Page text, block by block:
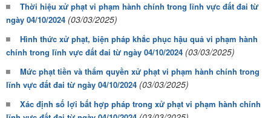
Thời hiệu xử phạt vi phạm hành chính trong lĩnh vực đất đai từ
ngày 04/10/2024 (03/03/2025)
Hình thức xử phạt, biện pháp khắc phục hậu quả vi phạm hành
chính trong lĩnh vực đất đai từ ngày 04/10/2024 (03/03/2025)
Mức phạt tiền và thẩm quyền xử phạt vi phạm hành chính trong
lĩnh vực đất đai từ ngày 04/10/2024 (03/03/2025)
Xác định số lợi bất hợp pháp trong xử phạt vi phạm hành chính